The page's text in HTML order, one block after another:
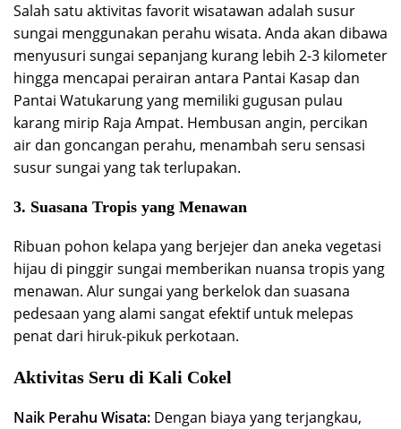
Salah satu aktivitas favorit wisatawan adalah susur
sungai menggunakan perahu wisata. Anda akan dibawa
menyusuri sungai sepanjang kurang lebih 2-3 kilometer
hingga mencapai perairan antara Pantai Kasap dan
Pantai Watukarung yang memiliki gugusan pulau
karang mirip Raja Ampat. Hembusan angin, percikan
air dan goncangan perahu, menambah seru sensasi
susur sungai yang tak terlupakan.
3. Suasana Tropis yang Menawan
Ribuan pohon kelapa yang berjejer dan aneka vegetasi
hijau di pinggir sungai memberikan nuansa tropis yang
menawan. Alur sungai yang berkelok dan suasana
pedesaan yang alami sangat efektif untuk melepas
penat dari hiruk-pikuk perkotaan.
Aktivitas Seru di Kali Cokel
Naik Perahu Wisata: Dengan biaya yang terjangkau,